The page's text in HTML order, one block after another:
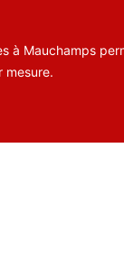
à Mauchamps
mesure.